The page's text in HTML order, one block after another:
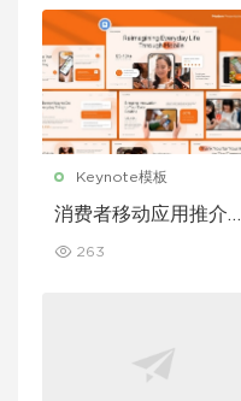
Keynote模板
消费者移动应用推介演
ote 模板
263